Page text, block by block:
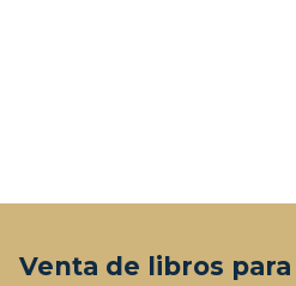
Venta de libros